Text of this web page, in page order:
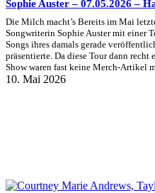
Sophie Auster – 07.05.2026 –
Die Milch macht’s Bereits im Mai
Songwriterin Sophie Auster mit einer
Songs ihres damals gerade
präsentierte. Da diese Tour dann
Show waren fast keine Merch-Artikel
10. Mai 2026